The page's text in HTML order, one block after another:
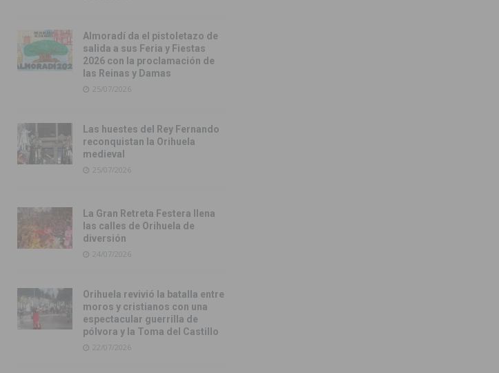
Almoradí da el pistoletazo de
salida a sus Feria y Fiestas
2026 con la proclamación de
las Reinas y Damas
25/07/2026
Las huestes del Rey Fernando
reconquistan la Orihuela
medieval
25/07/2026
La Gran Retreta Festera llena
las calles de Orihuela de
diversión
24/07/2026
Orihuela revivió la batalla entre
moros y cristianos con una
espectacular guerrilla de
pólvora y la Toma del Castillo
22/07/2026